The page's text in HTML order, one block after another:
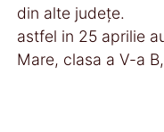
din alte județe.
astfel in 25 aprilie
Mare, clasa a V-a